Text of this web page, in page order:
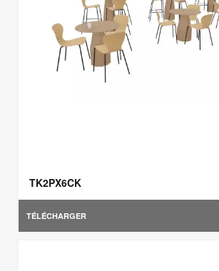
TK2PX6CK
TÉLÉCHARGER